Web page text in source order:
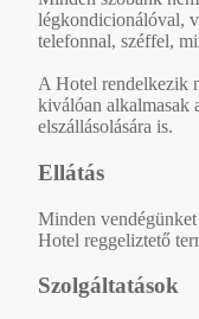
légkondicionálóval,
telefonnal, széffel,
A Hotel rendelkezik
kiválóan alkalmasak
elszállásolására is.
Ellátás
Minden
Hotel reggeliztető
Szolgáltatások